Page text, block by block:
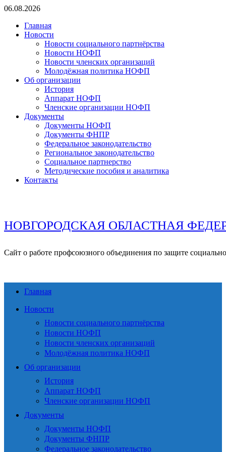
Перейти
содержимому
06.08.2026
Главная
Новости
Новости социального партнёрства
Новости НОФП
Новости членских организаций
Молодёжная политика НОФП
Об организации
История
Аппарат НОФП
Членские организации НОФП
Документы
Документы НОФП
Документы ФНПР
Федеральное законодательство
Региональное законодательство
Социальное партнерство
Методические пособия и аналитика
Контакты
НОВГОРОДСКАЯ ОБЛАСТНАЯ
Сайт о работе профсоюзного объединения по защите
Главная
Новости
Новости социального партнёрства
Новости НОФП
Новости членских организаций
Молодёжная политика НОФП
Об организации
История
Аппарат НОФП
Членские организации НОФП
Документы
Документы НОФП
Документы ФНПР
Федеральное законодательство